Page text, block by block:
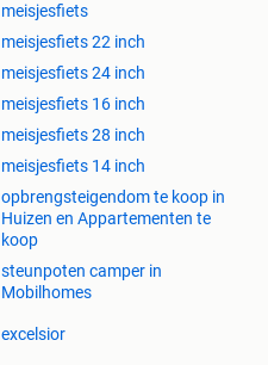
meisjesfiets
meisjesfiets 22 inch
meisjesfiets 24 inch
meisjesfiets 16 inch
meisjesfiets 28 inch
meisjesfiets 14 inch
opbrengsteigendom te koop in
Huizen en Appartementen te
koop
steunpoten camper in
Mobilhomes
excelsior